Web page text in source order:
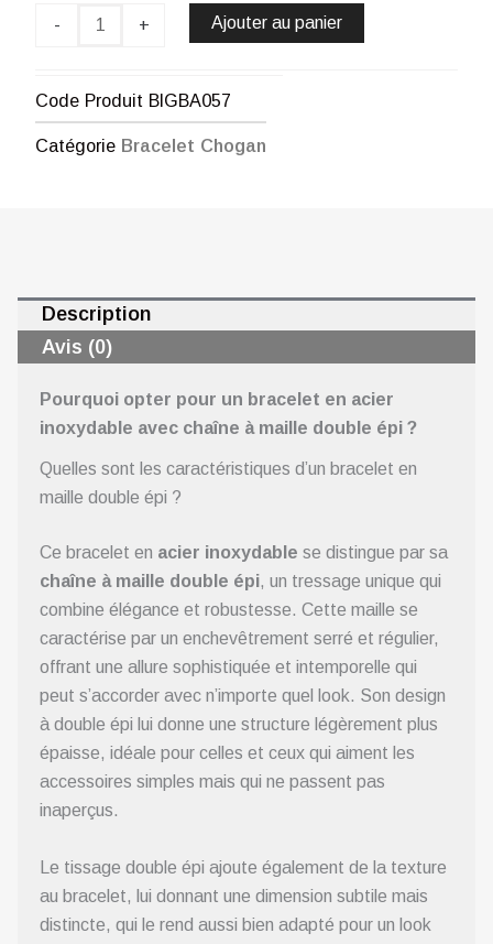
-
CHOGAN
+ Ajouter au panier
Code Produit BIGBA057
Catégorie Bracelet Chogan
Description
Avis (0)
Pourquoi opter pour un bracelet en acier
inoxydable avec chaîne à maille double épi ?
Quelles sont les caractéristiques d’un bracelet en
maille double épi ?
Ce bracelet en acier inoxydable se distingue par sa
chaîne à maille double épi, un tressage unique qui
combine élégance et robustesse. Cette maille se
caractérise par un enchevêtrement serré et régulier,
offrant une allure sophistiquée et intemporelle qui
peut s’accorder avec n’importe quel look. Son design
à double épi lui donne une structure légèrement plus
épaisse, idéale pour celles et ceux qui aiment les
accessoires simples mais qui ne passent pas
inaperçus.
Le tissage double épi ajoute également de la texture
au bracelet, lui donnant une dimension subtile mais
distincte, qui le rend aussi bien adapté pour un look